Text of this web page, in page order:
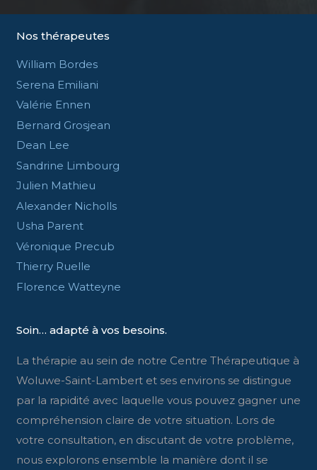
Nos thérapeutes
William Bordes
Serena Emiliani
Valérie Ennen
Bernard Grosjean
Dean Lee
Sandrine Limbourg
Julien Mathieu
Alexander Nicholls
Usha Parent
Véronique Precub
Thierry Ruelle
Florence Watteyne
Soin… adapté à vos besoins.
La thérapie au sein de notre Centre Thérapeutique à
Woluwe-Saint-Lambert et ses environs se distingue
par la rapidité avec laquelle vous pouvez gagner une
compréhension claire de votre situation. Lors de
votre consultation, en discutant de votre problème,
nous explorons ensemble la manière dont il se